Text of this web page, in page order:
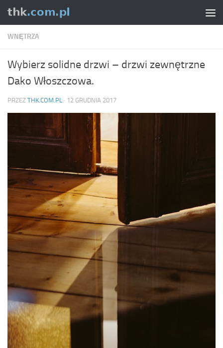
Skip to content
WNĘTRZA
Wybierz solidne drzwi – drzwi zewnętrzne
Dako Włoszczowa.
PRZEZ THK.COM.PL · 12 GRUDNIA 2017